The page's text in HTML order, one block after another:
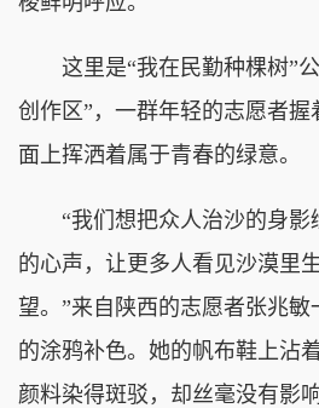
这里是“我在民勤种棵树”公
创作区”，一群年轻的志愿者
面上挥洒着属于青春的绿意。
“我们想把众人治沙的身影
的心声，让更多人看见沙漠里
望。”来自陕西的志愿者张兆敏
的涂鸦补色。她的帆布鞋上沾
颜料染得斑驳，却丝毫没有影